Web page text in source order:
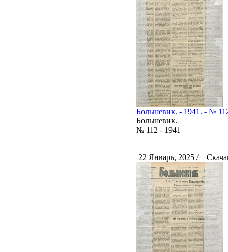
Большевик. - 1941. - №
Большевик.
№ 112 - 1941
22 Январь, 2025 /